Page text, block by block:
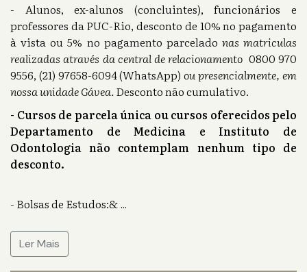
- Alunos, ex-alunos (concluintes), funcionários e
professores da PUC-Rio, desconto de 10% no pagamento
à vista ou 5% no pagamento parcelado nas matriculas
realizadas através da central de relacionamento 0800 970
9556, (21) 97658-6094 (WhatsApp)ou presencialmente, em
nossa unidade Gávea.Desconto não cumulativo.
- Cursos de parcela única ou cursos oferecidos pelo
Departamento de Medicina e Instituto de
Odontologia não contemplam nenhum tipo de
desconto.
- Bolsas de Estudos:&...
Ler Mais